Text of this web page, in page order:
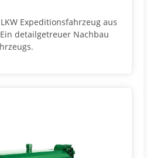
Expeditionsfahrzeug aus
detailgetreuer Nachbau